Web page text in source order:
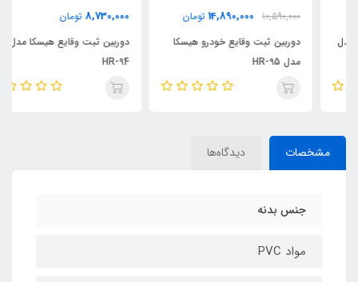
10,590,000
14,890,000 تومان
دوربین ثبت وقایع خودرو هیسکا
8,730,000 تومان
دوربین ثبت وقایع هیسکا مدل
مشخصات دیدگاه‌ها
جنس بدنه
مواد PVC